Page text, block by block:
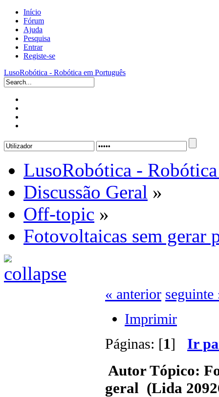
Início
Fórum
Ajuda
Pesquisa
Entrar
Registe-se
LusoRobótica - Robótica em Português
LusoRobótica -
Discussão Geral »
Off-topic »
Fotovoltaicas sem gerar
« anterior seguinte
Imprimir
Páginas: [1] Ir
AutorTópico:
geral (Lida